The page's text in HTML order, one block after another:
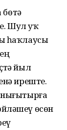
Шул уҡ
һаҡлаусы
йыл
иреште.
өсөн